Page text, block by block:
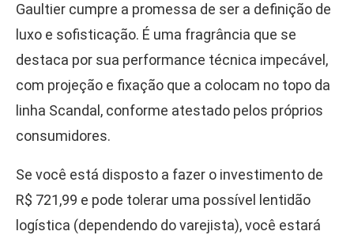
Gaultier cumpre a promessa de ser a definição de
luxo e sofisticação. É uma fragrância que se
destaca por sua performance técnica impecável,
com projeção e fixação que a colocam no topo da
linha Scandal, conforme atestado pelos próprios
consumidores.
Se você está disposto a fazer o investimento de
R$ 721,99 e pode tolerar uma possível lentidão
logística (dependendo do varejista), você estará